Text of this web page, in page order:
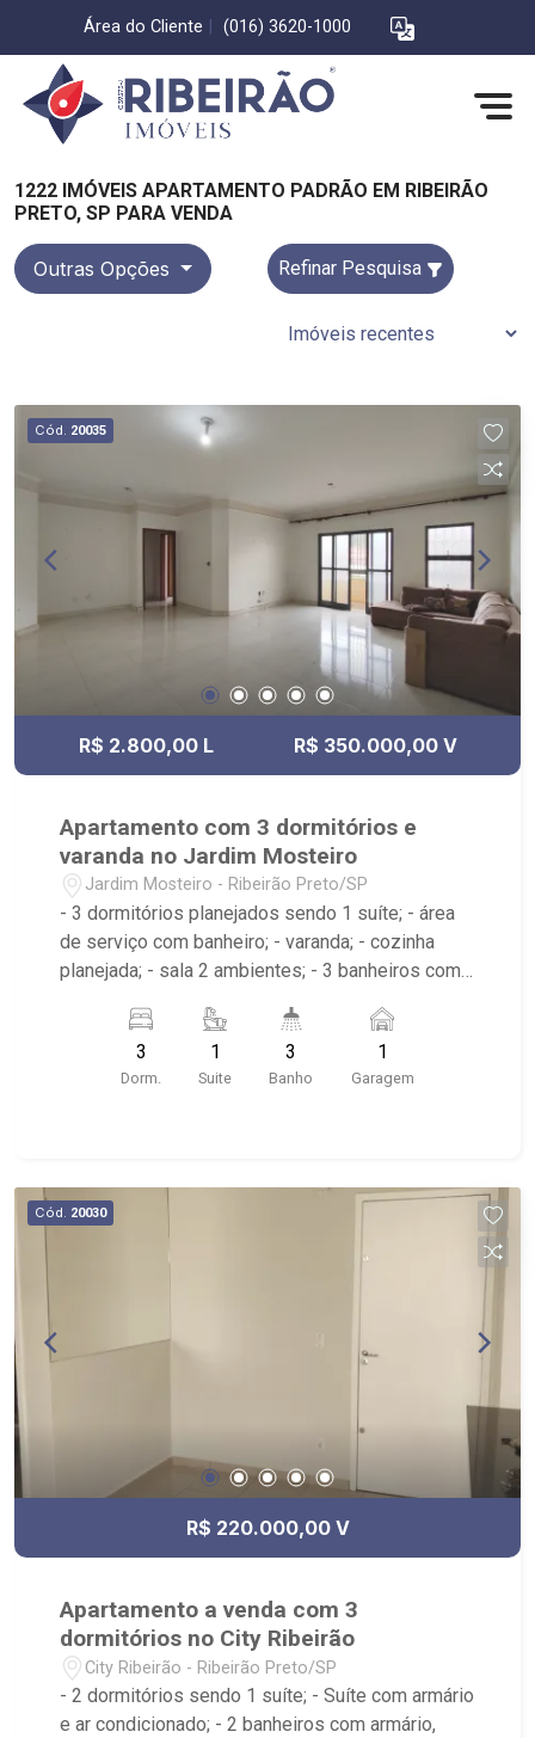
Área do Cliente (016) 3620-1000
1222 IMÓVEIS APARTAMENTO PADRÃO EM RIBEIRÃO
PRETO, SP PARA VENDA
Outras Opções Refinar Pesquisa
Cód. 20035
R$ 2.800,00 L R$ 350.000,00 V
Apartamento com 3 dormitórios e
varanda no Jardim Mosteiro
Jardim Mosteiro - Ribeirão Preto/SP
- 3 dormitórios planejados sendo 1 suíte; - área
de serviço com banheiro; - varanda; - cozinha
planejada; - sala 2 ambientes; - 3 banheiros com
próximo ao Shopping Santa Ursula, Bar do
Nelson, Stone Wall
3
Dorm.
1
Suite
3
Banho
1
Garagem
Cód. 20030
R$ 220.000,00 V
Apartamento a venda com 3
dormitórios no City Ribeirão
City Ribeirão - Ribeirão Preto/SP
- 2 dormitórios sendo 1 suíte; - Suíte com armário
e ar condicionado; - 2 banheiros com armário,